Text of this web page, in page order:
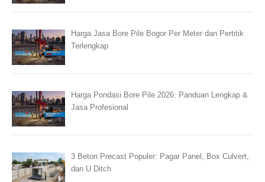
Harga Jasa Bore Pile Bogor Per Meter dan Pertitik
Terlengkap
Harga Pondasi Bore Pile 2026: Panduan Lengkap &
Jasa Profesional
3 Beton Precast Populer: Pagar Panel, Box Culvert,
dan U Ditch